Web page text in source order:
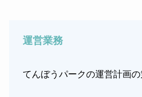
運営業務
てんぼうパークの運営計画の